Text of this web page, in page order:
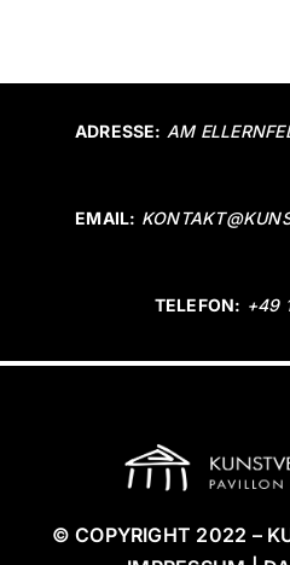
ADRESSE: AM
EMAIL:
TELEFON: +49
© COPYRIGHT 2022 –